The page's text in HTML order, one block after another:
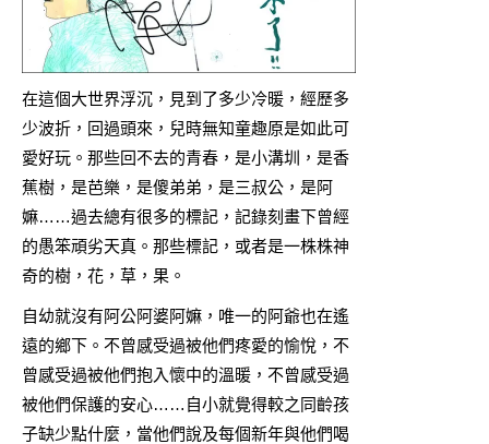
在這個大世界浮沉，見到了多少冷暖，經歷多
少波折，回過頭來，兒時無知童趣原是如此可
愛好玩。那些回不去的青春，是小溝圳，是香
蕉樹，是芭樂，是傻弟弟，是三叔公，是阿
嫲……過去總有很多的標記，記錄刻畫下曾經
的愚笨頑劣天真。那些標記，或者是一株株神
奇的樹，花，草，果。
自幼就沒有阿公阿婆阿嫲，唯一的阿爺也在遙
遠的鄉下。不曾感受過被他們疼愛的愉悅，不
曾感受過被他們抱入懷中的溫暖，不曾感受過
被他們保護的安心……自小就覺得較之同齡孩
子缺少點什麼，當他們說及每個新年與他們喝